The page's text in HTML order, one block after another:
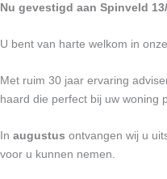
Nu gevestigd aan Spinveld
U bent van harte welkom in
Met ruim 30 jaar ervaring
haard die perfect bij uw woning
In augustus ontvangen wij u
voor u kunnen nemen.